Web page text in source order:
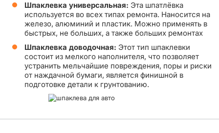
Шпаклевка универсальная: Эта шпатлёвка
используется во всех типах ремонта. Наносится на
железо, алюминий и пластик. Можно применять в
быстрых, не больших, а также больших ремонтах
Шпаклевка доводочная: Этот тип шпаклевки
состоит из мелкого наполнителя, что позволяет
устранить мельчайшие повреждения, поры и риски
от наждачной бумаги, является финишной в
подготовке детали к грунтованию.